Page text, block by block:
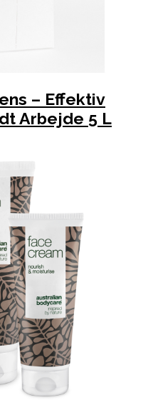
– Effektiv
Arbejde 5 L